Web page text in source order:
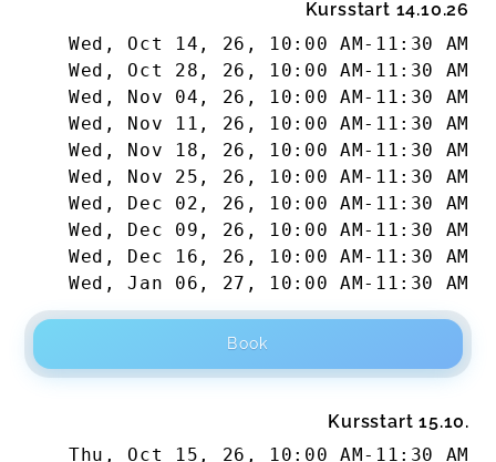
Kursstart 14.10.26
Wed, Oct 14, 26 , 10:00 AM- 11:30 AM
Wed, Oct 28, 26 , 10:00 AM- 11:30 AM
Wed, Nov 04, 26 , 10:00 AM- 11:30 AM
Wed, Nov 11, 26 , 10:00 AM- 11:30 AM
Wed, Nov 18, 26 , 10:00 AM- 11:30 AM
Wed, Nov 25, 26 , 10:00 AM- 11:30 AM
Wed, Dec 02, 26 , 10:00 AM- 11:30 AM
Wed, Dec 09, 26 , 10:00 AM- 11:30 AM
Wed, Dec 16, 26 , 10:00 AM- 11:30 AM
Wed, Jan 06, 27 , 10:00 AM- 11:30 AM
Book
Kursstart 15.10.
Thu, Oct 15, 26 , 10:00 AM- 11:30 AM